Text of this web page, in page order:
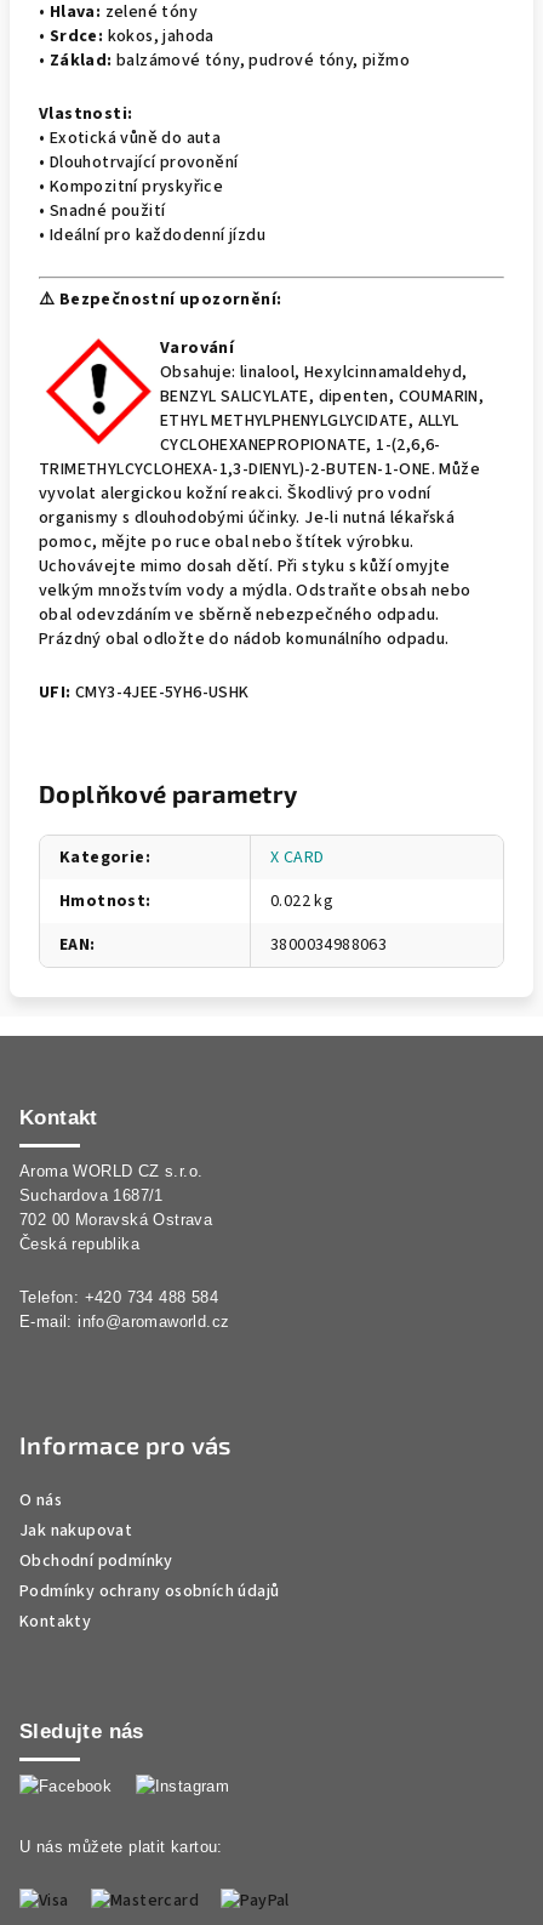
• Hlava: zelené tóny
• Srdce: kokos, jahoda
• Základ: balzámové tóny, pudrové tóny, pižmo
Vlastnosti:
• Exotická vůně do auta
• Dlouhotrvající provonění
• Kompozitní pryskyřice
• Snadné použití
• Ideální pro každodenní jízdu
⚠️ Bezpečnostní upozornění:
Varování
Obsahuje: linalool, Hexylcinnamaldehyd,
BENZYL SALICYLATE, dipenten, COUMARIN,
ETHYL METHYLPHENYLGLYCIDATE, ALLYL
CYCLOHEXANEPROPIONATE, 1-(2,6,6-
TRIMETHYLCYCLOHEXA-1,3-DIENYL)-2-BUTEN-1-ONE. Může
vyvolat alergickou kožní reakci. Škodlivý pro vodní
organismy s dlouhodobými účinky. Je-li nutná lékařská
pomoc, mějte po ruce obal nebo štítek výrobku.
Uchovávejte mimo dosah dětí. Při styku s kůží omyjte
velkým množstvím vody a mýdla. Odstraňte obsah nebo
obal odevzdáním ve sběrně nebezpečného odpadu.
Prázdný obal odložte do nádob komunálního odpadu.
UFI: CMY3-4JEE-5YH6-USHK
Doplňkové parametry
Kategorie:
X CARD
Hmotnost:
0.022 kg
EAN: 3800034988063
Kontakt
Aroma WORLD CZ s.r.o.
Suchardova 1687/1
702 00 Moravská Ostrava
Česká republika
Telefon: +420 734 488 584
E-mail: info@aromaworld.cz
Informace pro vás
O nás
Jak nakupovat
Obchodní podmínky
Podmínky ochrany osobních údajů
Kontakty
Sledujte nás
U nás můžete platit kartou: